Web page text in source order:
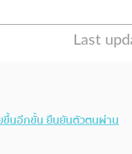
ขึ้นอีกขั้น ยืนยันตัวตนผ่าน